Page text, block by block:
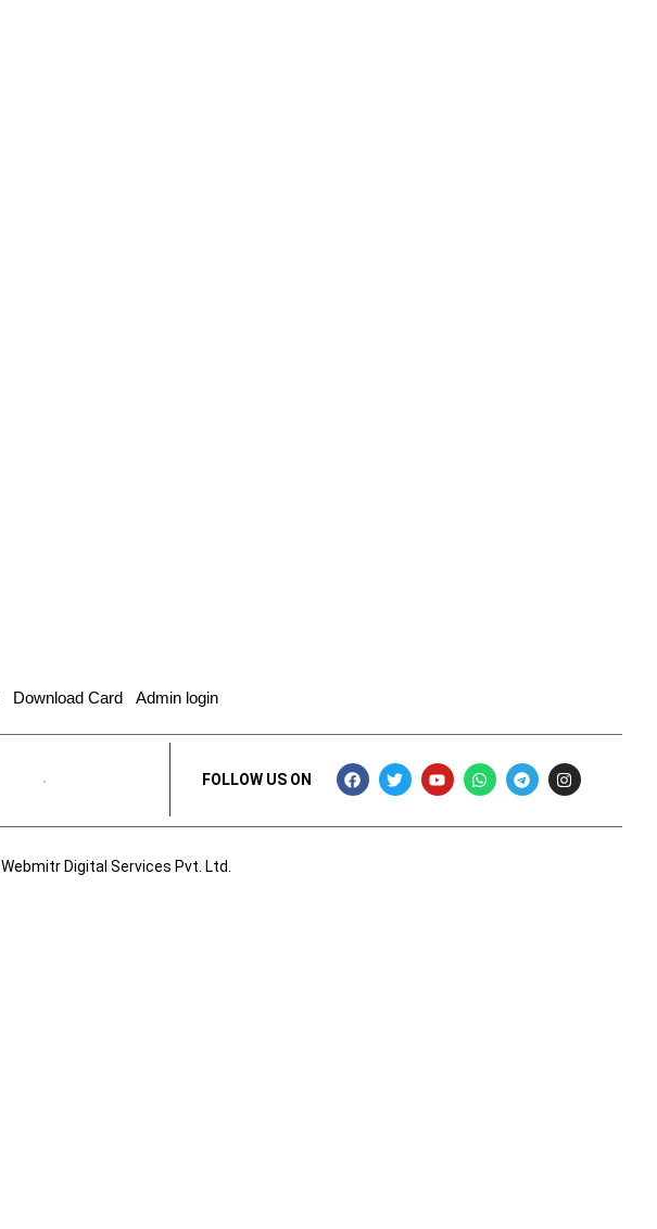
Download Card Admin login
FOLLOW US ON
Webmitr Digital Services Pvt. Ltd.